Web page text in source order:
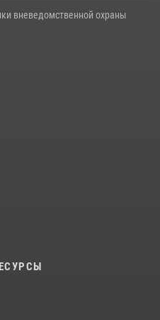
вневедомственной охраны